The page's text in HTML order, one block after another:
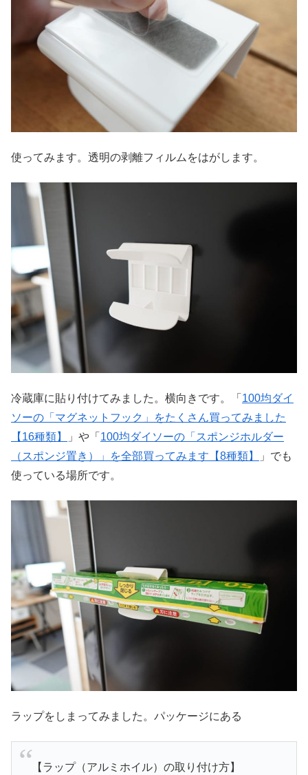
使ってみます。透明の剥離フィルムをはがします。
冷蔵庫に貼り付けてみました。横向きです。「 100均ダイ
ソーの「マグネットフック」をたくさん買ってみました
【16種類】
」や「 100均ダイソーの「スポンジホルダー
（スポンジ置き）」を全部買ってみます【8種類】
」でも
使っている場所です。
ラップをしまってみました。パッケージにある
【ラップ（アルミホイル）の取り付け方】